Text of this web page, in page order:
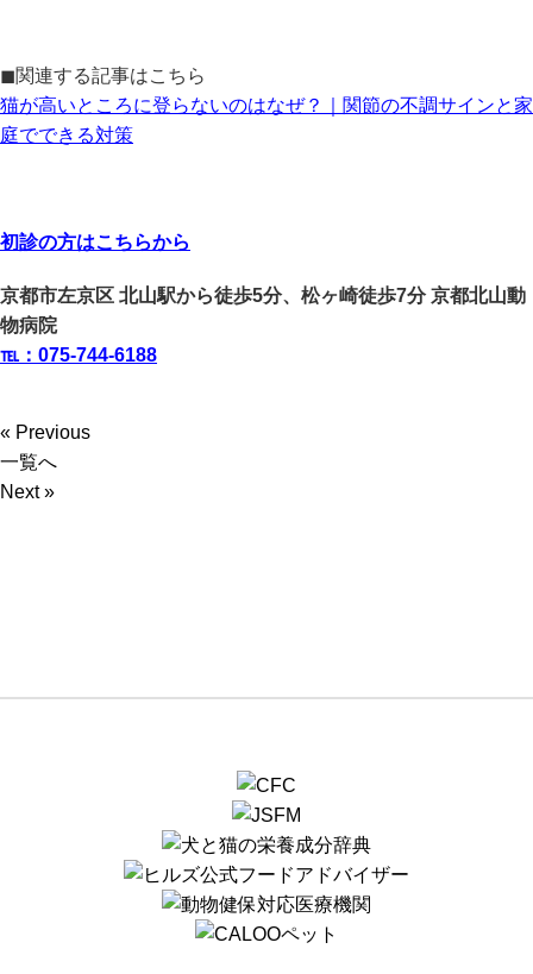
◼︎関連する記事はこちら
猫が高いところに登らないのはなぜ？｜関節の不調サインと家
庭でできる対策
初診の方はこちらから
京都市左京区 北山駅から徒歩5分、松ヶ崎徒歩7分 京都北山動
物病院
℡：075-744-6188
« Previous
一覧へ
Next »